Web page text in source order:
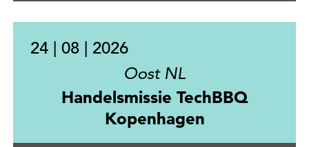
24 | 08 | 2026
Oost NL
Handelsmissie TechBBQ
Kopenhagen